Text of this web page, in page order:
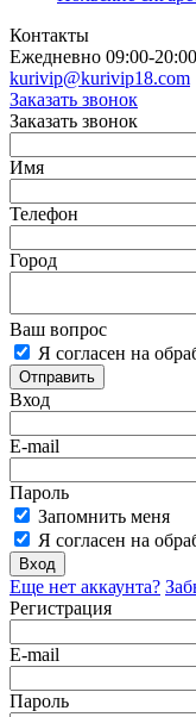
Контакты
Ежедневно 09:00-20:00
kurivip@kurivip18.com
Заказать звонок
Заказать звонок
Имя
Телефон
Город
Ваш вопрос
Я согласен на
Отправить
Вход
E-mail
Пароль
Запомнить меня
Я согласен на
Вход
Еще нет аккаунта?
Регистрация
E-mail
Пароль